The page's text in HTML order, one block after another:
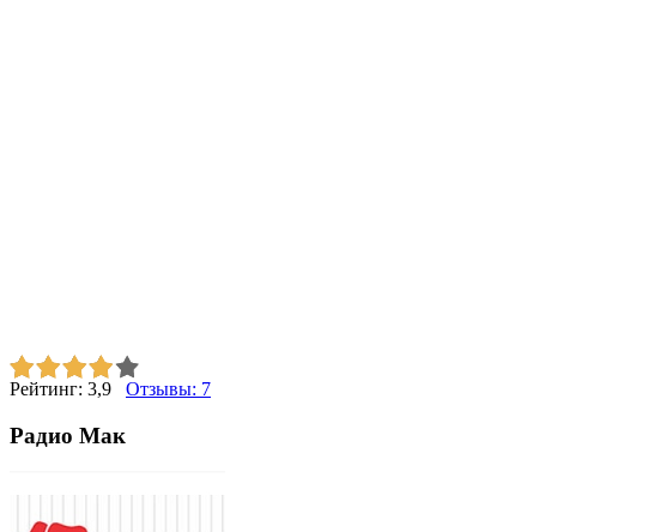
Рейтинг: 3,9 Отзывы: 7
Радио Мак